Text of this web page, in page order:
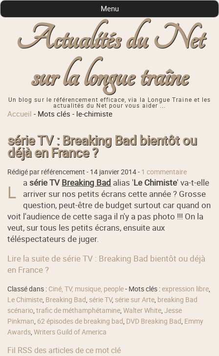
Actualités du Net
sur la longue traîne
Un blog sur le référencement efficace, via la Longue Traine et les
actualités du Net pour vous aider ...
Menu
Accueil - Mots clés - le-chimiste
série TV : Breaking Bad bientôt ou
déjà en France ?
Rédigé par référencement - 14 janvier 2014- 1 commentaire
L a série TVBreaking Bad alias 'Le Chimiste' va-t-elle
arriver sur nos petits écrans cette année ? Grosse
question, peut-être de budget surtout car quand on
voit l'audience de cette saga il n'y a pas photo !!! On la
veut, sur tous les petits écrans, ensuite aux
téléspectateurs de juger.
Lire la suite de série TV : Breaking Bad bientôt ou déjà
en France ?
Classé dans : Ciné, TV, musique, people- Mots clés :expression libre,
Le Chimiste, Breaking Bad, série TV, série sur Arte, breaking Bad
scénario,trafic de méthamphétamine,Walter White,Jesse
Pinkman, 62 épisodes de breaking bad, DVD Breaking Bad, Emmy
Awards,Writers Guild of America
Fil RSS des articles de ce mot clé